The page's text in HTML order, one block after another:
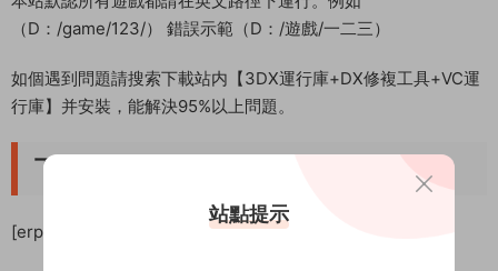
（D：/game/123/） 錯誤示範（D：/遊戲/一二三）
如個遇到問題請搜索下載站内【3DX運行庫+DX修複工具+VC運
行庫】并安裝，能解決95%以上問題。
下載地址
[erphpdown]
站點提示